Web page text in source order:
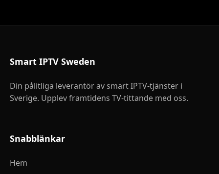
Smart IPTV Sweden
Din pålitliga leverantör av smart IPTV-tjänster i
Sverige. Upplev framtidens TV-tittande med oss.
Snabblänkar
Hem